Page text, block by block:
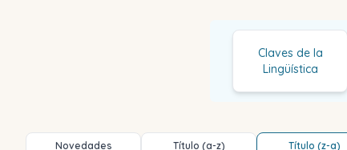
Claves de la
Lingüística
Novedades Título (a-z) Título (z-a)